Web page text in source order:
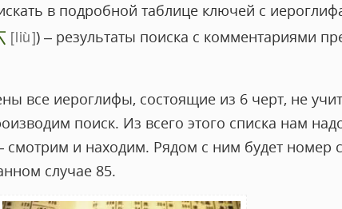
в подробной таблице ключей с
liù ) – результаты поиска с комментариями
все иероглифы, состоящие из 6 черт, не
поиск. Из всего этого списка нам
смотрим и находим. Рядом с ним будет номер
случае 85.